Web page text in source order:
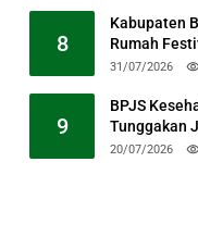
8
Kabupaten
Rumah
Nasional
31/07/2026
9
BPJS
Tunggakan
20/07/2026